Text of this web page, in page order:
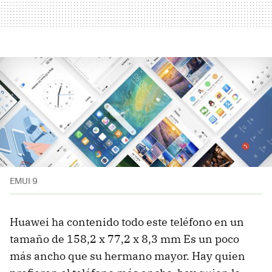
EMUI 9
Huawei ha contenido todo este teléfono en un
tamaño de 158,2 x 77,2 x 8,3 mm Es un poco
más ancho que su hermano mayor. Hay quien